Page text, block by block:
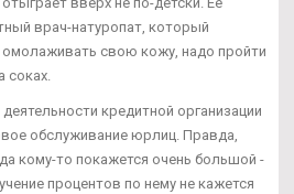
врач-натуропат, который
омолаживать свою кожу, надо пройти
соках.
кредитной организации
обслуживание юрлиц. Правда,
кому-то покажется очень большой -
процентов по нему не кажется